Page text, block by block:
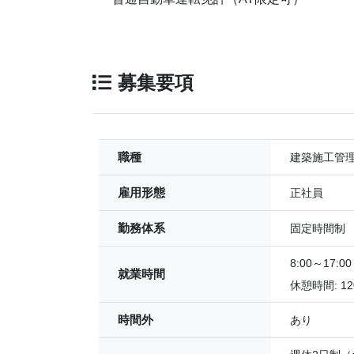
募集要項
職種 建築施工管
雇用形態 正社員
勤務体系 固定時間制
就業時間
8:00～17:00
休憩時間:
時間外 あり